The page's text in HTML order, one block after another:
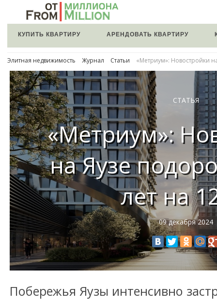
КУПИТЬ КВАРТИРУ АРЕНДОВАТЬ КВАРТИРУ
Элитная недвижимость Журнал Статьи «Метриум»: Новостройки
СТАТЬЯ
«Метриум»:
на Яузе
лет на
09 декабря 2024
Побережья Яузы интенсивно